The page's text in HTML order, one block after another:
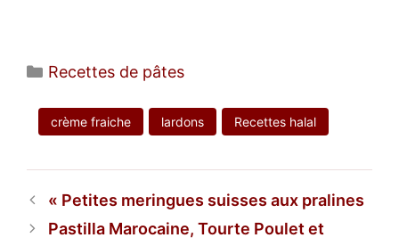
Catégories
Recettes de pâtes
crème fraiche lardons Recettes halal
Petites meringues suisses aux pralines
Pastilla Marocaine, Tourte Poulet et